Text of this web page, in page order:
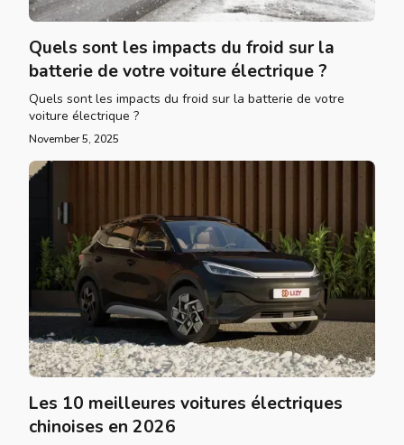
Quels sont les impacts du froid sur la
batterie de votre voiture électrique ?
Quels sont les impacts du froid sur la batterie de votre
voiture électrique ?
November 5, 2025
Les 10 meilleures voitures électriques
chinoises en 2026